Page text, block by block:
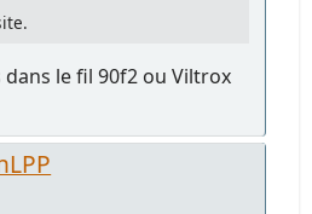
dans le fil 90f2 ou Viltrox